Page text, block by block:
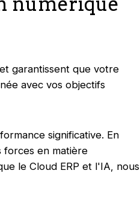
garantissent que votre
avec vos objectifs
significative. En
forces en matière
le Cloud ERP et l'IA, nous